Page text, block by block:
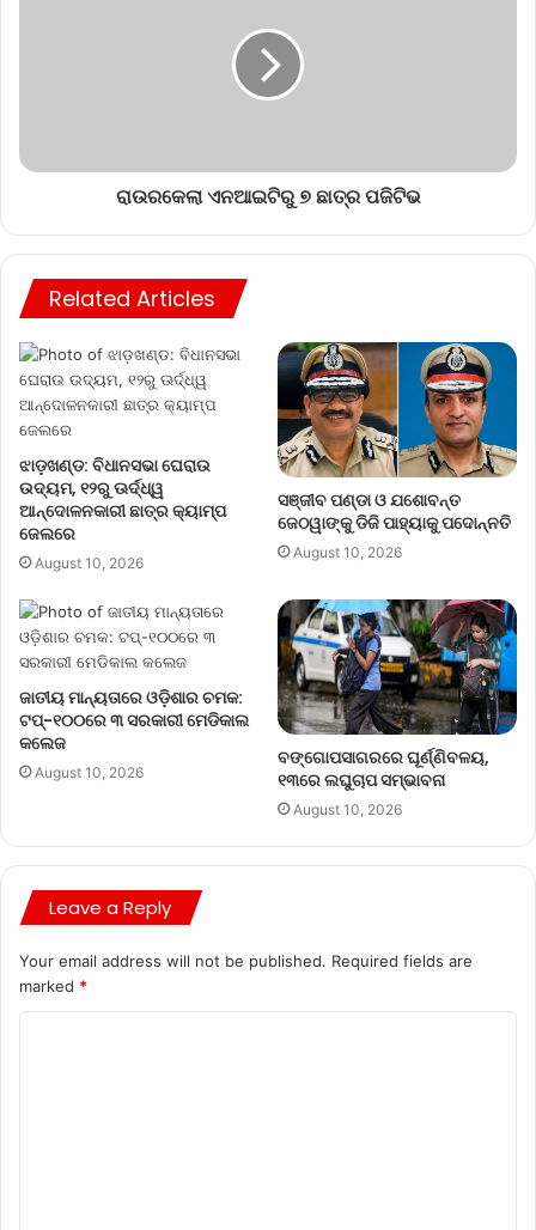
ରାଉରକେଲା ଏନଆଇଟିରୁ ୭ ଛାତ୍ର ପଜିଟିଭ
Related Articles
ଝାଡ଼ଖଣ୍ଡ: ବିଧାନସଭା ଘେରାଉ
ଉଦ୍ୟମ, ୧୨ରୁ ଊର୍ଦ୍ଧ୍ୱ
ଆନ୍ଦୋଳନକାରୀ ଛାତ୍ର କ୍ୟାମ୍ପ
ଜେଲରେ
August 10, 2026
ସଞ୍ଜୀବ ପଣ୍ଡା ଓ ଯଶୋବନ୍ତ
ଜେଠୱାଙ୍କୁ ଡିଜି ପାହ୍ୟାକୁ ପଦୋନ୍ନତି
August 10, 2026
ଜାତୀୟ ମାନ୍ୟତାରେ ଓଡ଼ିଶାର ଚମକ:
ଟପ୍-୧୦୦ରେ ୩ ସରକାରୀ ମେଡିକାଲ
କଲେଜ
August 10, 2026
ବଙ୍ଗୋପସାଗରରେ ଘୂର୍ଣ୍ଣିବଳୟ,
୧୩ରେ ଲଘୁଚାପ ସମ୍ଭାବନା
August 10, 2026
Leave a Reply
Your email address will not be published. Required fields are
marked *